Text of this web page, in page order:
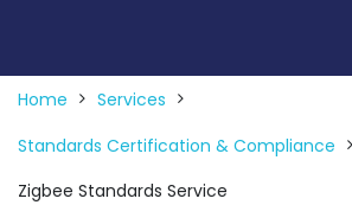
Home
Services
Standards Certification & Compliance
Zigbee Standards Service